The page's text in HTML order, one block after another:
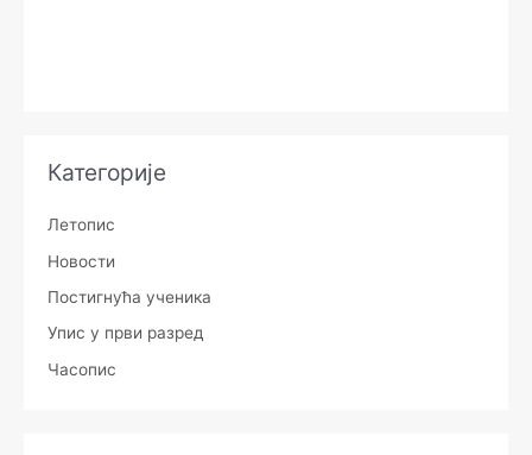
Категорије
Летопис
Новости
Постигнућа ученика
Упис у први разред
Часопис